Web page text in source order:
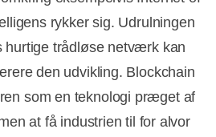
rykker sig. Udrulningen
trådløse netværk kan
den udvikling. Blockchain
som en teknologi præget af
at få industrien til for alvor